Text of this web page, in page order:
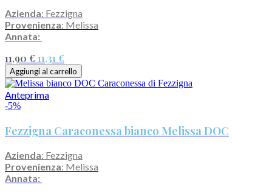
Azienda: Fezzigna
Provenienza: Melissa
Annata:
11,90 € 11,31 €
Aggiungi al carrello
Anteprima
-5%
Fezzigna Caraconessa bianco Melissa DOC
Azienda: Fezzigna
Provenienza: Melissa
Annata: